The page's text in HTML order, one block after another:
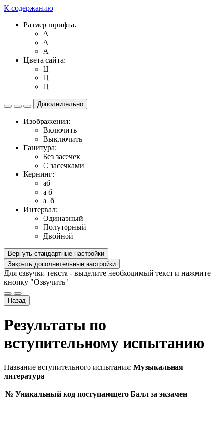
К содержанию
Размер шрифта:
A
A
A
Цвета сайта:
Ц
Ц
Ц
Дополнительно
Изображения:
Включить
Выключить
Ганитура:
Без засечек
С засечками
Кернинг:
aб
a б
a б
Интервал:
Одинарный
Полуторный
Двойной
Вернуть стандартные настройки
Закрыть дополнительные настройки
Для озвучки текста - выделите необходимый текст и нажмите
кнопку "Озвучить"
Назад
Результаты по
вступительному испытанию
Название вступительного испытания: Музыкальная
литература
№ Уникальный код поступающего Балл за экзамен